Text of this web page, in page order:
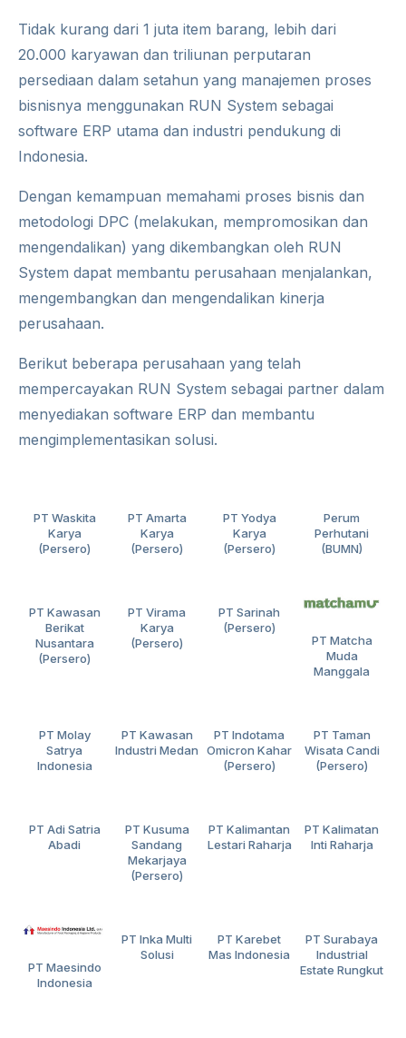
Tidak kurang dari 1 juta item barang, lebih dari
20.000 karyawan dan triliunan perputaran
persediaan dalam setahun yang manajemen proses
bisnisnya menggunakan RUN System sebagai
software ERP utama dan industri pendukung di
Indonesia.
Dengan kemampuan memahami proses bisnis dan
metodologi DPC (melakukan, mempromosikan dan
mengendalikan) yang dikembangkan oleh RUN
System dapat membantu perusahaan menjalankan,
mengembangkan dan mengendalikan kinerja
perusahaan.
Berikut beberapa perusahaan yang telah
mempercayakan RUN System sebagai partner dalam
menyediakan software ERP dan membantu
mengimplementasikan solusi.
PT Waskita
Karya
(Persero)
PT Amarta
Karya
(Persero)
PT Yodya
Karya
(Persero)
Perum
Perhutani
(BUMN)
PT Kawasan
Berikat
Nusantara
(Persero)
PT Virama
Karya
(Persero)
PT Sarinah
(Persero)
PT Matcha
Muda
Manggala
PT Molay
Satrya
Indonesia
PT Kawasan
Industri Medan
PT Indotama
Omicron Kahar
(Persero)
PT Taman
Wisata Candi
(Persero)
PT Adi Satria
Abadi
PT Kusuma
Sandang
Mekarjaya
(Persero)
PT Kalimantan
Lestari Raharja
PT Kalimatan
Inti Raharja
PT Maesindo
Indonesia
PT Inka Multi
Solusi
PT Karebet
Mas Indonesia
PT Surabaya
Industrial
Estate Rungkut